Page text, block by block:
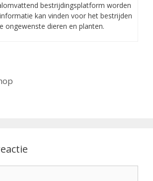
bestrijdingsplatform worden
kan vinden voor het bestrijden
ongewenste dieren en planten.